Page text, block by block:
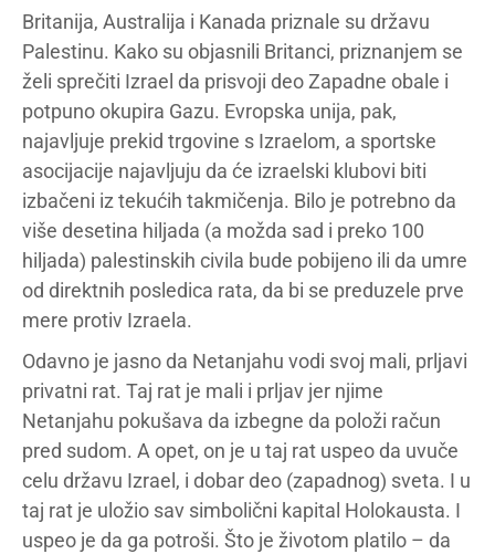
Britanija, Australija i Kanada priznale su državu
Palestinu. Kako su objasnili Britanci, priznanjem se
želi sprečiti Izrael da prisvoji deo Zapadne obale i
potpuno okupira Gazu. Evropska unija, pak,
najavljuje prekid trgovine s Izraelom, a sportske
asocijacije najavljuju da će izraelski klubovi biti
izbačeni iz tekućih takmičenja. Bilo je potrebno da
više desetina hiljada (a možda sad i preko 100
hiljada) palestinskih civila bude pobijeno ili da umre
od direktnih posledica rata, da bi se preduzele prve
mere protiv Izraela.
Odavno je jasno da Netanjahu vodi svoj mali, prljavi
privatni rat. Taj rat je mali i prljav jer njime
Netanjahu pokušava da izbegne da položi račun
pred sudom. A opet, on je u taj rat uspeo da uvuče
celu državu Izrael, i dobar deo (zapadnog) sveta. I u
taj rat je uložio sav simbolični kapital Holokausta. I
uspeo je da ga potroši. Što je životom platilo – da